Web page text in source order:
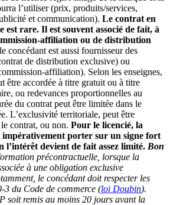
l’utiliser (prix, produits/services,
et communication). Le contrat en
est rare. Il est souvent associé de fait, à
affiliation ou de distribution
concédant est aussi fournisseur des
de distribution exclusive) ou
affiliation). Selon les enseignes,
être accordée à titre gratuit ou à titre
ou redevances proportionnelles au
du contrat peut être limitée dans le
L’exclusivité territoriale, peut être
contrat, ou non. Pour le licencié, la
impérativement porter sur un signe fort
l’intérêt devient de fait assez limité. Bon
précontractuelle, lorsque la
à une obligation exclusive
le concédant doit respecter les
3 du Code de commerce (loi Doubin).
soit remis au moins 20 jours avant la